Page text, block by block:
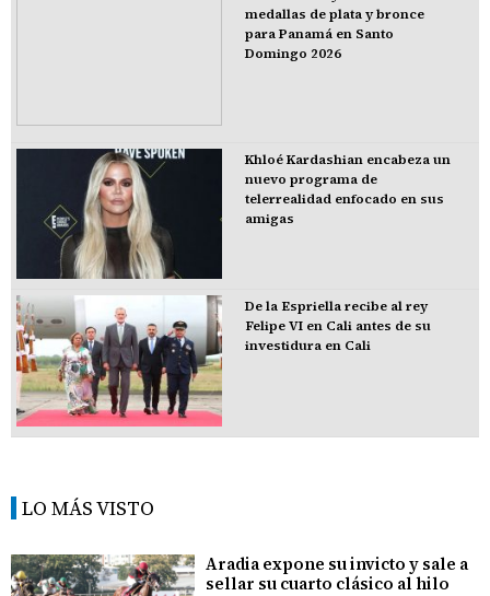
medallas de plata y bronce
para Panamá en Santo
Domingo 2026
Khloé Kardashian encabeza un
nuevo programa de
telerrealidad enfocado en sus
amigas
De la Espriella recibe al rey
Felipe VI en Cali antes de su
investidura en Cali
LO MÁS VISTO
Aradia expone su invicto y sale a
sellar su cuarto clásico al hilo